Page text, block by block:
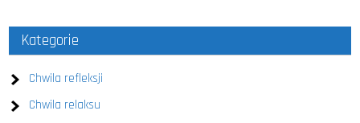
Kategorie
Chwila refleksji
Chwila relaksu